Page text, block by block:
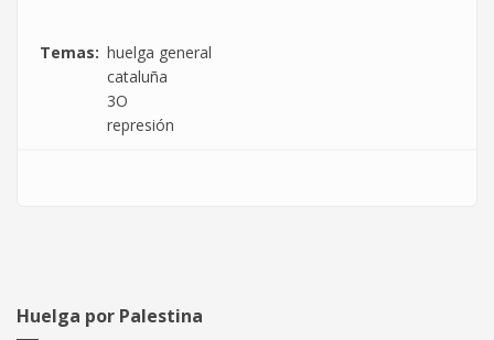
Temas
huelga general
cataluña
3O
represión
Huelga por Palestina